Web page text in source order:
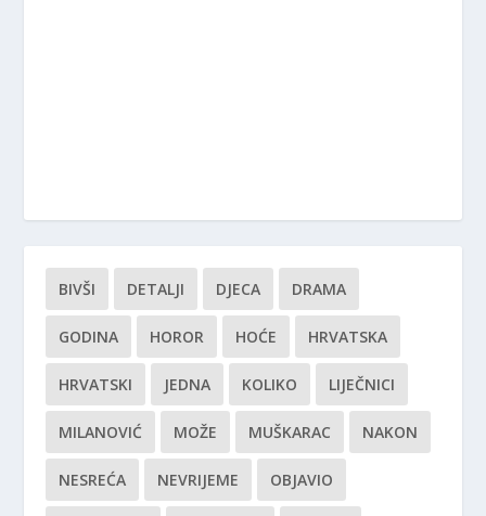
BIVŠI DETALJI DJECA DRAMA
GODINA HOROR HOĆE HRVATSKA
HRVATSKI JEDNA KOLIKO LIJEČNICI
MILANOVIĆ MOŽE MUŠKARAC NAKON
NESREĆA NEVRIJEME OBJAVIO